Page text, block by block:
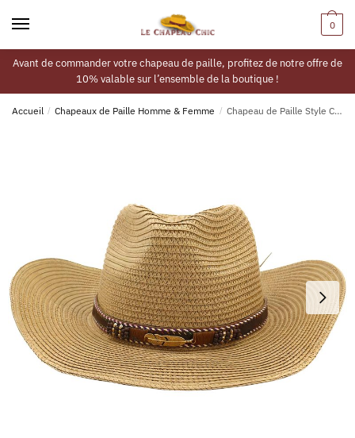
0
Avant de commander votre chapeau de paille, profitez de notre offre de
10% valable sur l’ensemble de la boutique !
Accueil / Chapeaux de Paille Homme & Femme / Chapeau de Paille Style Cowboy